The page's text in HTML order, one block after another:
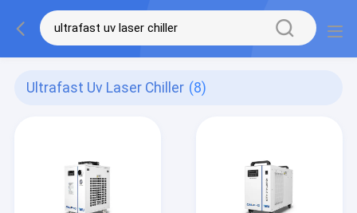
Ultrafast Uv Laser Chiller (8)